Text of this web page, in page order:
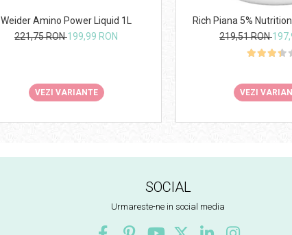
Weider Amino Power Liquid 1L
221,75 RON199,99 RON
VEZI VARIANTE
Rich Piana 5%
219,51 RON
VEZI
SOCIAL
Urmareste-ne in social media